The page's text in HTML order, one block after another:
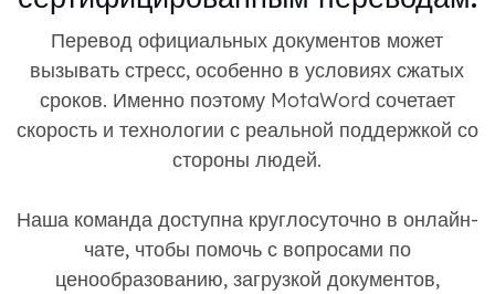
Перевод официальных документов может
вызывать стресс, особенно в условиях сжатых
сроков. Именно поэтому MotaWord сочетает
скорость и технологии с реальной поддержкой со
стороны людей.
Наша команда доступна круглосуточно в онлайн-
чате, чтобы помочь с вопросами по
ценообразованию, загрузкой документов,